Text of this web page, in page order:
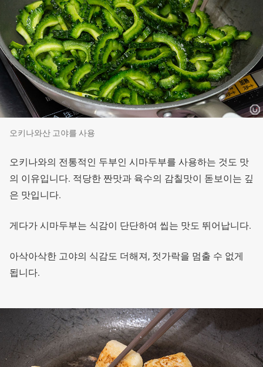
오키나와산 고야를 사용
오키나와의 전통적인 두부인 시마두부를 사용하는 것도 맛
의 이유입니다. 적당한 짠맛과 육수의 감칠맛이 돋보이는 깊
은 맛입니다.
게다가 시마두부는 식감이 단단하여 씹는 맛도 뛰어납니다.
아삭아삭한 고야의 식감도 더해져, 젓가락을 멈출 수 없게
됩니다.